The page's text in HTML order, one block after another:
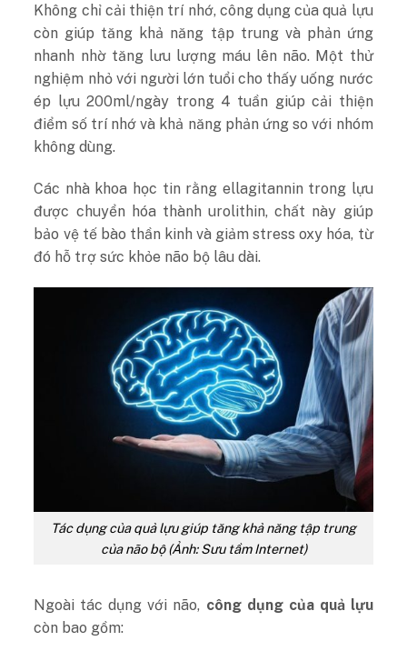
Không chỉ cải thiện trí nhớ, công dụng của quả lựu
còn giúp tăng khả năng tập trung và phản ứng
nhanh nhờ tăng lưu lượng máu lên não. Một thử
nghiệm nhỏ với người lớn tuổi cho thấy uống nước
ép lựu 200ml/ngày trong 4 tuần giúp cải thiện
điểm số trí nhớ và khả năng phản ứng so với nhóm
không dùng.
Các nhà khoa học tin rằng ellagitannin trong lựu
được chuyển hóa thành urolithin, chất này giúp
bảo vệ tế bào thần kinh và giảm stress oxy hóa, từ
đó hỗ trợ sức khỏe não bộ lâu dài.
Tác dụng của quả lựu giúp tăng khả năng tập trung
của não bộ (Ảnh: Sưu tầm Internet)
Ngoài tác dụng với não, công dụng của quả lựu
còn bao gồm: